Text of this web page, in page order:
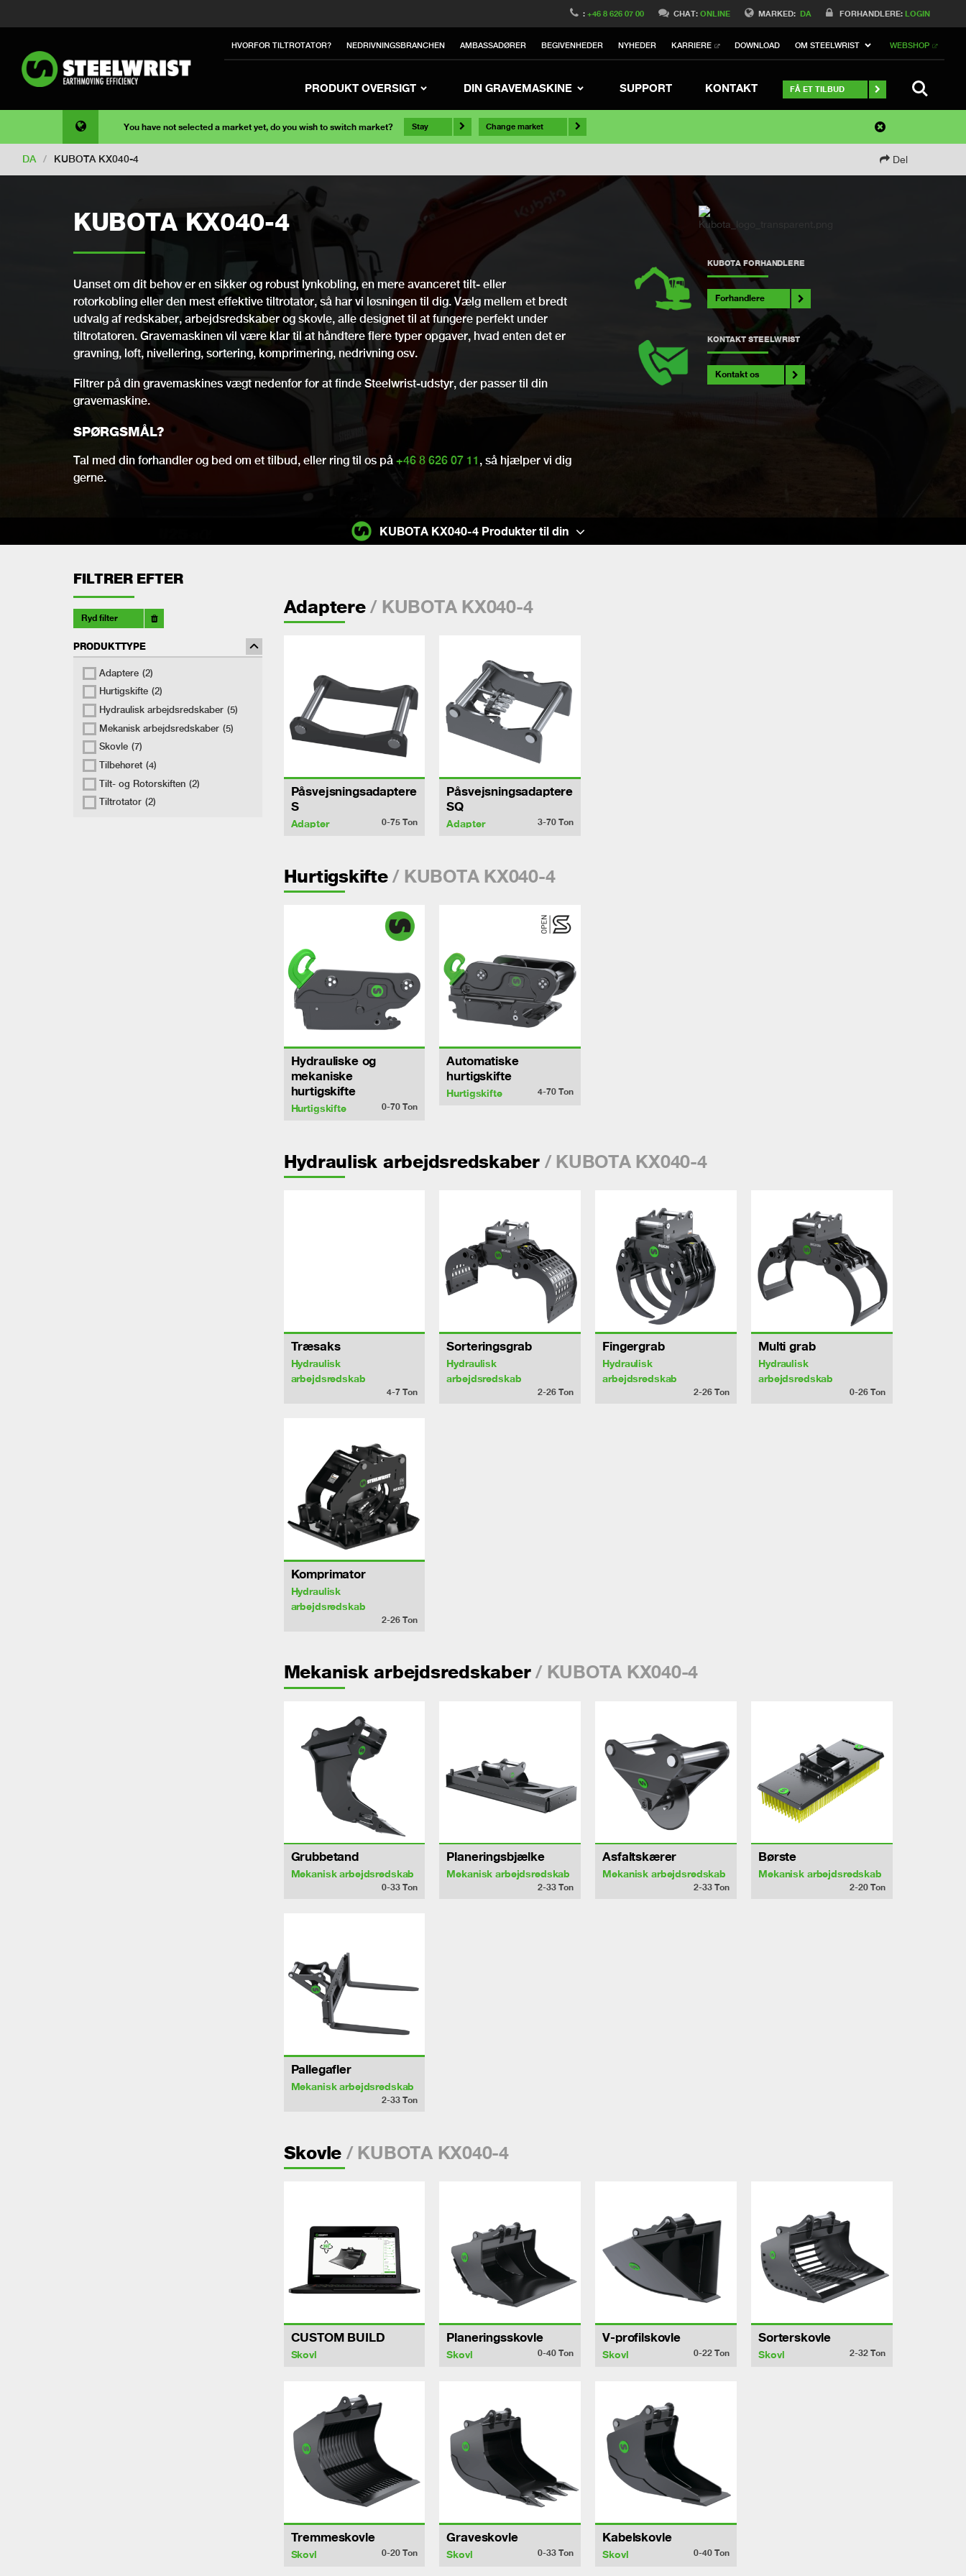
MARKED: DA FORHANDLERE: LOGIN
:+46 8 626 07 00 CHAT:ONLINE
HVORFOR TILTROTATOR? NEDRIVNINGSBRANCHEN AMBASSADØRER BEGIVENHEDER NYHEDER KARRIERE DOWNLOAD OM STEELWRIST WEBSHOP
PRODUKT OVERSIGT DIN GRAVEMASKINE SUPPORT KONTAKT FÅ ET TILBUD
You have not selected a market yet, do you wish to switch market? Stay Change market
DA / KUBOTA KX040-4 Del
KUBOTA KX040-4
Uanset om dit behov er en sikker og robust lynkobling, en mere avanceret tilt- eller
rotorkobling eller den mest effektive tiltrotator, så har vi løsningen til dig. Vælg mellem et bredt
udvalg af redskaber, arbejdsredskaber og skovle, alle designet til at fungere perfekt under
tiltrotatoren. Gravemaskinen vil være klar til at håndtere flere typer opgaver, hvad enten det er
gravning, løft, nivellering, sortering, komprimering, nedrivning osv.
Filtrer på din gravemaskines vægt nedenfor for at finde Steelwrist-udstyr, der passer til din
gravemaskine.
SPØRGSMÅL?
Tal med din forhandler og bed om et tilbud, eller ring til os på +46 8 626 07 11 , så hjælper vi dig
gerne.
KUBOTA FORHANDLERE
Forhandlere
KONTAKT STEELWRIST
Kontakt os
FILTRER EFTER
Ryd filter
PRODUKTTYPE
Adaptere (2)
Hurtigskifte (2)
Hydraulisk arbejdsredskaber (5)
Mekanisk arbejdsredskaber (5)
Skovle (7)
Tilbehøret (4)
Tilt- og Rotorskiften (2)
Tiltrotator (2)
Adaptere/ KUBOTA KX040-4
Påsvejsningsadaptere
S
Adapter 0-75Ton
Påsvejsningsadaptere
SQ
Adapter 3-70Ton
Hurtigskifte/ KUBOTA KX040-4
Hydrauliske og
mekaniske
hurtigskifte
Hurtigskifte 0-70Ton
Automatiske
hurtigskifte
Hurtigskifte 4-70Ton
Hydraulisk arbejdsredskaber/ KUBOTA KX040-4
Træsaks
Hydraulisk
arbejdsredskab
4-7Ton
Sorteringsgrab
Hydraulisk
arbejdsredskab
2-26Ton
Fingergrab
Hydraulisk
arbejdsredskab
2-26Ton
Multi grab
Hydraulisk
arbejdsredskab
0-26 Ton
Komprimator
Hydraulisk
arbejdsredskab
2-26Ton
Mekanisk arbejdsredskaber/ KUBOTA KX040-4
Grubbetand
Mekanisk arbejdsredskab
0-33Ton
Planeringsbjælke
Mekanisk arbejdsredskab
2-33Ton
Asfaltskærer
Mekanisk arbejdsredskab
2-33Ton
Børste
Mekanisk arbejdsredskab
2-20 Ton
Pallegafler
Mekanisk arbejdsredskab
2-33Ton
Skovle / KUBOTA KX040-4
CUSTOM BUILD
Skovl
Planeringsskovle
Skovl 0-40Ton
V-profilskovle
Skovl 0-22Ton
Sorterskovle
Skovl 2-32 Ton
Tremmeskovle
Skovl 0-20Ton
Graveskovle
Skovl 0-33Ton
Kabelskovle
Skovl 0-40Ton
KUBOTA KX040-4 Produkter til din